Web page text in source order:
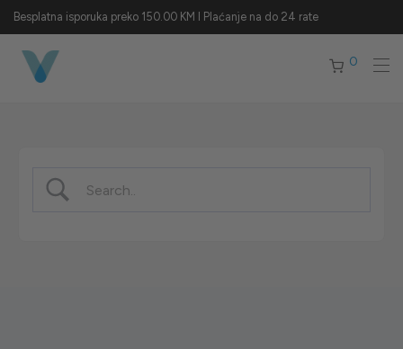
Besplatna isporuka preko 150.00 KM I Plaćanje na do 24 rate
0